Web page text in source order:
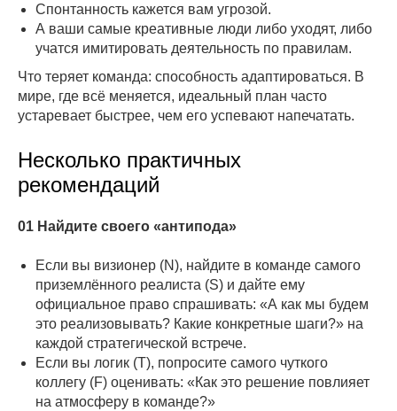
Спонтанность кажется вам угрозой.
А ваши самые креативные люди либо уходят, либо
учатся имитировать деятельность по правилам.
Что теряет команда: способность адаптироваться. В
мире, где всё меняется, идеальный план часто
устаревает быстрее, чем его успевают напечатать.
Несколько практичных
рекомендаций
01 Найдите своего «антипода»
Если вы визионер (N), найдите в команде самого
приземлённого реалиста (S) и дайте ему
официальное право спрашивать: «А как мы будем
это реализовывать? Какие конкретные шаги?» на
каждой стратегической встрече.
Если вы логик (T), попросите самого чуткого
коллегу (F) оценивать: «Как это решение повлияет
на атмосферу в команде?»